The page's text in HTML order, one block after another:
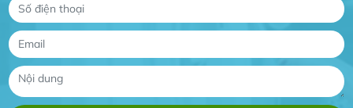
Dự án nhà phố đẹp lên nhờ đội thợ điện từ dịch